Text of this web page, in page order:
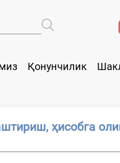
Қонунчилик
ҳисобга